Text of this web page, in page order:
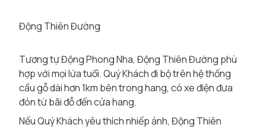
Động Thiên Đường
Tương tự Động Phong Nha, Động Thiên Đường phù
hợp với mọi lứa tuổi. Quý Khách đi bộ trên hệ thống
cầu gỗ dài hơn 1km bên trong hang, có xe điện đưa
đón từ bãi đỗ đến cửa hang.
Nếu Quý Khách yêu thích nhiếp ảnh, Động Thiên